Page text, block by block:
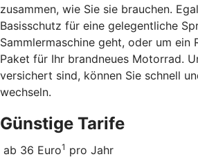
zusammen, wie Sie sie brauchen.
Basisschutz für eine gelegentliche
Sammlermaschine geht, oder um ein
Paket für Ihr brandneues Motorrad.
versichert sind, können Sie schnell
wechseln.
Günstige Tarife
ab 36 Euro1 pro Jahr